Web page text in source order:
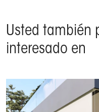
Usted también
interesado en